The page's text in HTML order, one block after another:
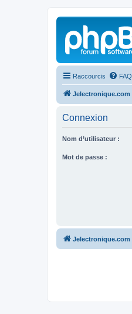
Raccourcis FAQ
Jelectronique.com
Connexion
Nom d’utilisateur :
Mot de passe :
Jelectronique.com